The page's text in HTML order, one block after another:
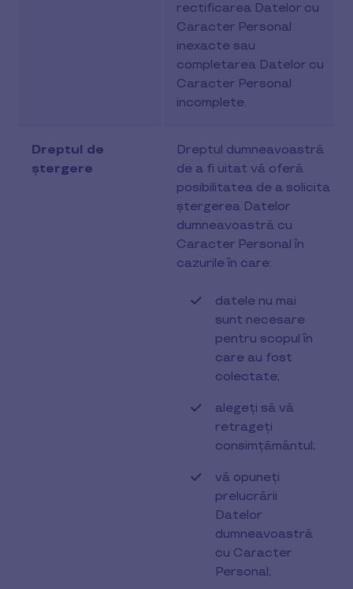
rectificarea Datelor cu
Caracter Personal
inexacte sau
completarea Datelor cu
Caracter Personal
incomplete.
Dreptul de
ștergere
Dreptul dumneavoastră
de a fi uitat vă oferă
posibilitatea de a solicita
ștergerea Datelor
dumneavoastră cu
Caracter Personal în
cazurile în care:
datele nu mai
sunt necesare
pentru scopul în
care au fost
colectate;
alegeți să vă
retrageți
consimțământul;
vă opuneți
prelucrării
Datelor
dumneavoastră
cu Caracter
Personal;